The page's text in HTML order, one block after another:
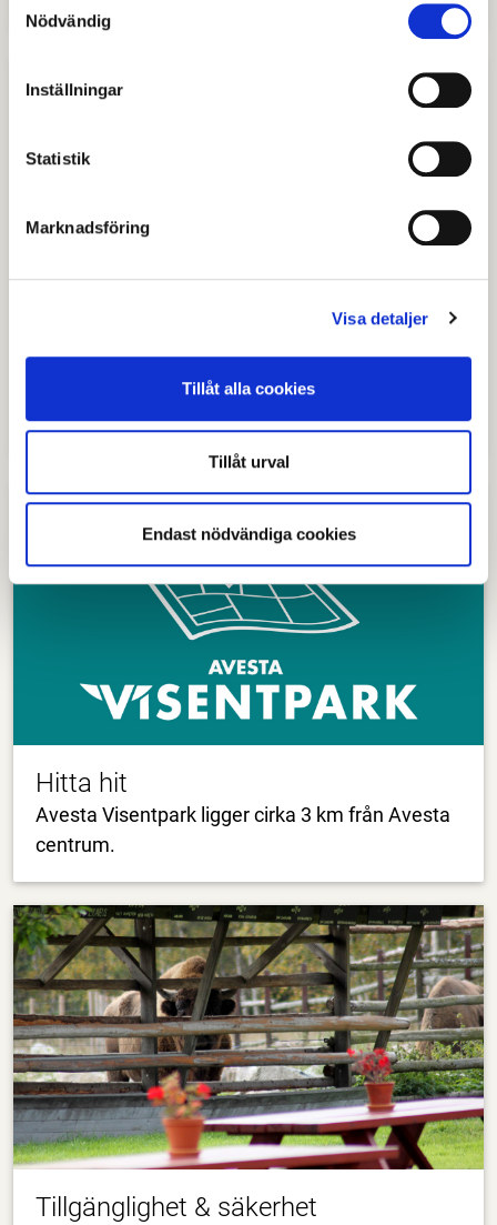
Nödvändig
Inställningar
Statistik
Marknadsföring
Visa detaljer
Tillåt alla cookies
Tillåt urval
Endast nödvändiga cookies
Barnens visentpark
Hos oss är hela familjen välkommen! Här finns
aktiviteter för både stora och små.
Hitta hit
Avesta Visentpark ligger cirka 3 km från Avesta
centrum.
Tillgänglighet & säkerhet